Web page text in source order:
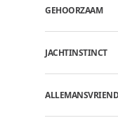
GEHOORZAAM
JACHTINSTINCT
ALLEMANSVRIEND